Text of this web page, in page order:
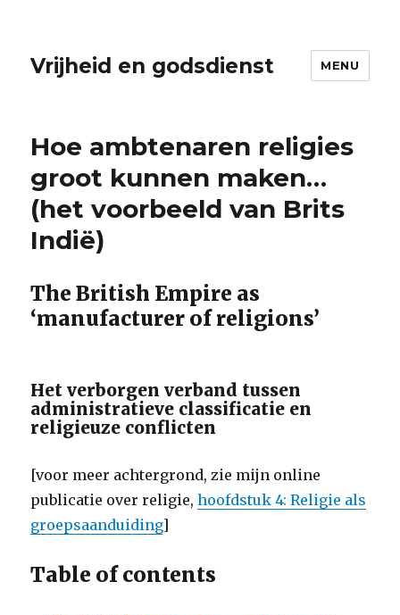
Vrijheid en godsdienst MENU
Hoe ambtenaren religies
groot kunnen maken…
(het voorbeeld van Brits
Indië)
The British Empire as
‘manufacturer of religions’
Het verborgen verband tussen
administratieve classificatie en
religieuze conflicten
[voor meer achtergrond, zie mijn online
publicatie over religie,hoofdstuk 4: Religie als
groepsaanduiding]
Table of contents